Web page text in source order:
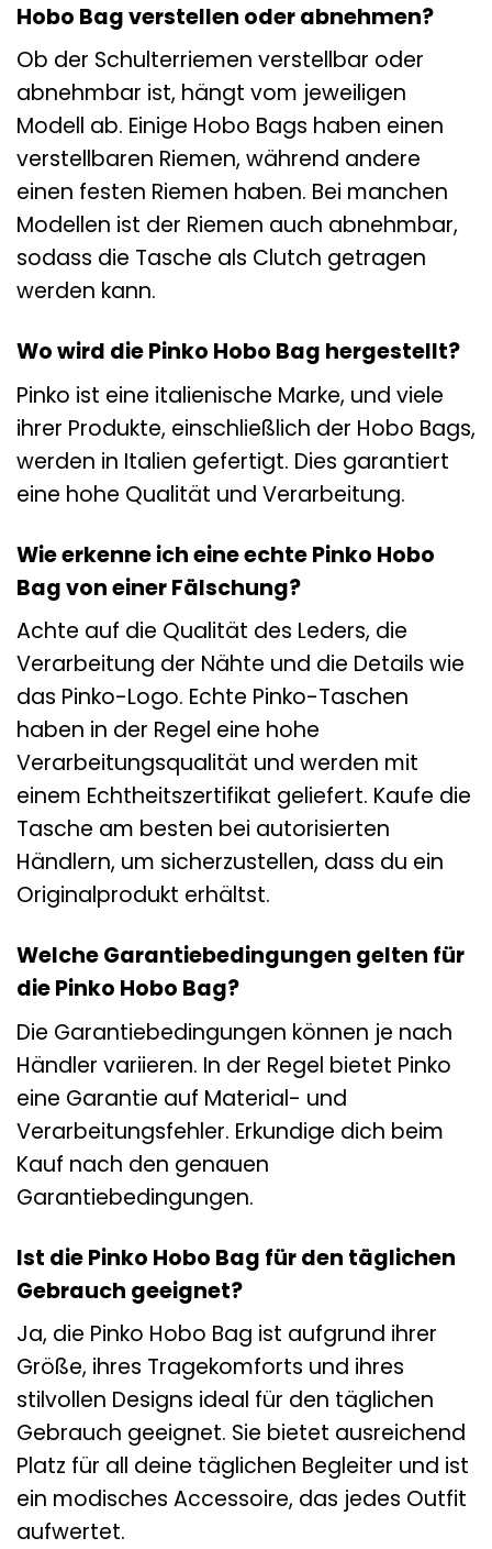
Hobo Bag verstellen oder abnehmen?
Ob der Schulterriemen verstellbar oder
abnehmbar ist, hängt vom jeweiligen
Modell ab. Einige Hobo Bags haben einen
verstellbaren Riemen, während andere
einen festen Riemen haben. Bei manchen
Modellen ist der Riemen auch abnehmbar,
sodass die Tasche als Clutch getragen
werden kann.
Wo wird die Pinko Hobo Bag hergestellt?
Pinko ist eine italienische Marke, und viele
ihrer Produkte, einschließlich der Hobo Bags,
werden in Italien gefertigt. Dies garantiert
eine hohe Qualität und Verarbeitung.
Wie erkenne ich eine echte Pinko Hobo
Bag von einer Fälschung?
Achte auf die Qualität des Leders, die
Verarbeitung der Nähte und die Details wie
das Pinko-Logo. Echte Pinko-Taschen
haben in der Regel eine hohe
Verarbeitungsqualität und werden mit
einem Echtheitszertifikat geliefert. Kaufe die
Tasche am besten bei autorisierten
Händlern, um sicherzustellen, dass du ein
Originalprodukt erhältst.
Welche Garantiebedingungen gelten für
die Pinko Hobo Bag?
Die Garantiebedingungen können je nach
Händler variieren. In der Regel bietet Pinko
eine Garantie auf Material- und
Verarbeitungsfehler. Erkundige dich beim
Kauf nach den genauen
Garantiebedingungen.
Ist die Pinko Hobo Bag für den täglichen
Gebrauch geeignet?
Ja, die Pinko Hobo Bag ist aufgrund ihrer
Größe, ihres Tragekomforts und ihres
stilvollen Designs ideal für den täglichen
Gebrauch geeignet. Sie bietet ausreichend
Platz für all deine täglichen Begleiter und ist
ein modisches Accessoire, das jedes Outfit
aufwertet.